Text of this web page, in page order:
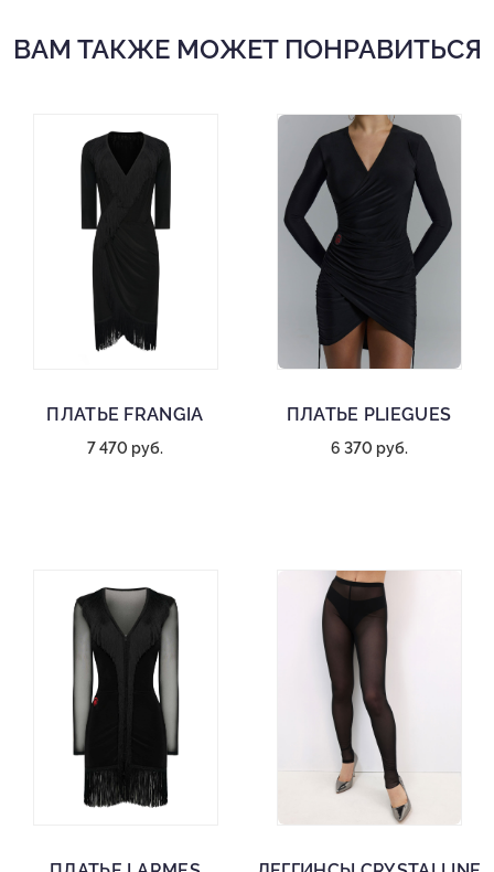
ВАМ ТАКЖЕ МОЖЕТ ПОНРАВИТЬСЯ
ПЛАТЬЕ FRANGIA
7 470 руб.
ПЛАТЬЕ PLIEGUES
6 370 руб.